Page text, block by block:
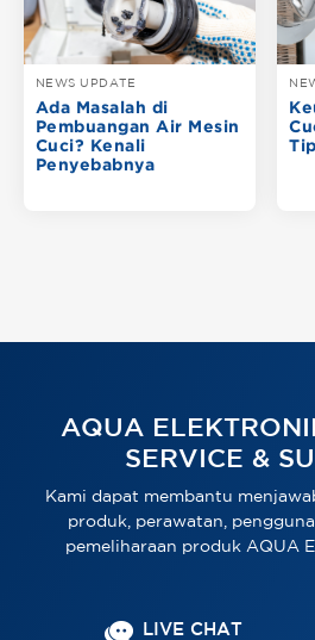
NEWS UPDATE
Ada Masalah di
Pembuangan Air Mesin
Cuci? Kenali
Penyebabnya
AQUA
SERVICE &
Kami dapat membantu
produk, perawatan,
pemeliharaan produk AQUA
LIVE CHAT